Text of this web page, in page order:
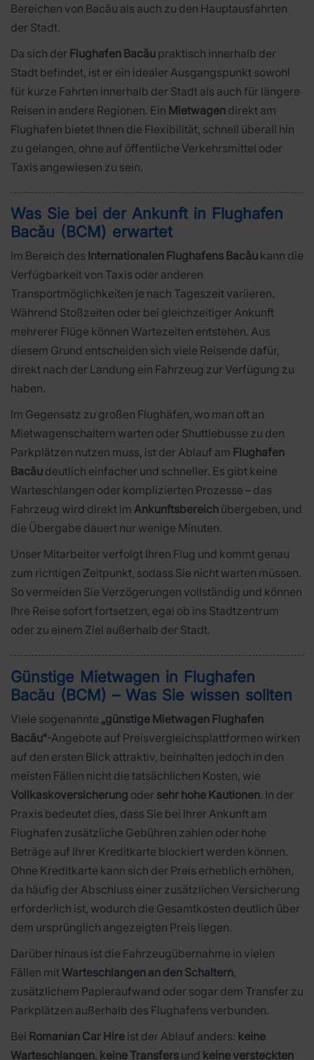
Bereichen von Bacău als auch zu den Hauptausfahrten
der Stadt.
Da sich der Flughafen Bacău praktisch innerhalb der
Stadt befindet, ist er ein idealer Ausgangspunkt sowohl
für kurze Fahrten innerhalb der Stadt als auch für längere
Reisen in andere Regionen. Ein Mietwagen direkt am
Flughafen bietet Ihnen die Flexibilität, schnell überall hin
zu gelangen, ohne auf öffentliche Verkehrsmittel oder
Taxis angewiesen zu sein.
Was Sie bei der Ankunft in Flughafen
Bacău (BCM) erwartet
Im Bereich des Internationalen Flughafens Bacău kann die
Verfügbarkeit von Taxis oder anderen
Transportmöglichkeiten je nach Tageszeit variieren.
Während Stoßzeiten oder bei gleichzeitiger Ankunft
mehrerer Flüge können Wartezeiten entstehen. Aus
diesem Grund entscheiden sich viele Reisende dafür,
direkt nach der Landung ein Fahrzeug zur Verfügung zu
haben.
Im Gegensatz zu großen Flughäfen, wo man oft an
Mietwagenschaltern warten oder Shuttlebusse zu den
Parkplätzen nutzen muss, ist der Ablauf am Flughafen
Bacău deutlich einfacher und schneller. Es gibt keine
Warteschlangen oder komplizierten Prozesse – das
Fahrzeug wird direkt im Ankunftsbereich übergeben, und
die Übergabe dauert nur wenige Minuten.
Unser Mitarbeiter verfolgt Ihren Flug und kommt genau
zum richtigen Zeitpunkt, sodass Sie nicht warten müssen.
So vermeiden Sie Verzögerungen vollständig und können
Ihre Reise sofort fortsetzen, egal ob ins Stadtzentrum
oder zu einem Ziel außerhalb der Stadt.
Günstige Mietwagen in Flughafen
Bacău (BCM) – Was Sie wissen sollten
Viele sogenannte „günstige Mietwagen Flughafen
Bacău“-Angebote auf Preisvergleichsplattformen wirken
auf den ersten Blick attraktiv, beinhalten jedoch in den
meisten Fällen nicht die tatsächlichen Kosten, wie
Vollkaskoversicherung oder sehr hohe Kautionen. In der
Praxis bedeutet dies, dass Sie bei Ihrer Ankunft am
Flughafen zusätzliche Gebühren zahlen oder hohe
Beträge auf Ihrer Kreditkarte blockiert werden können.
Ohne Kreditkarte kann sich der Preis erheblich erhöhen,
da häufig der Abschluss einer zusätzlichen Versicherung
erforderlich ist, wodurch die Gesamtkosten deutlich über
dem ursprünglich angezeigten Preis liegen.
Darüber hinaus ist die Fahrzeugübernahme in vielen
Fällen mit Warteschlangen an den Schaltern,
zusätzlichem Papieraufwand oder sogar dem Transfer zu
Parkplätzen außerhalb des Flughafens verbunden.
Bei Romanian Car Hire ist der Ablauf anders: keine
Warteschlangen, keine Transfers und keine versteckten